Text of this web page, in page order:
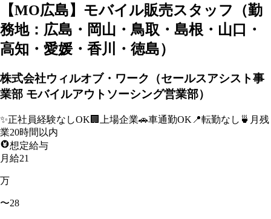
【MO広島】モバイル販売スタッフ（勤
務地：広島・岡山・鳥取・島根・山口・
高知・愛媛・香川・徳島）
株式会社ウィルオブ・ワーク（セールスアシスト事
業部 モバイルアウトソーシング営業部）
✨正社員経験なしOK 🏢 上場企業🚗車通勤OK 📍転勤なし 🍵 月残
業20時間以内
想定給与
月給21
万
〜28